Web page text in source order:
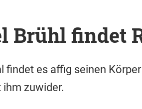
Brühl findet
findet es affig seinen
ihm zuwider.